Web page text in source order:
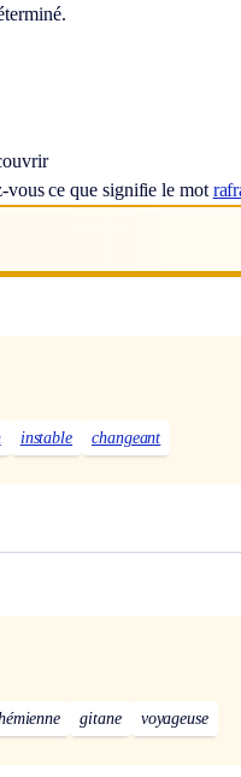
vous ce que signifie le mot
instable changeant
gitane voyageuse